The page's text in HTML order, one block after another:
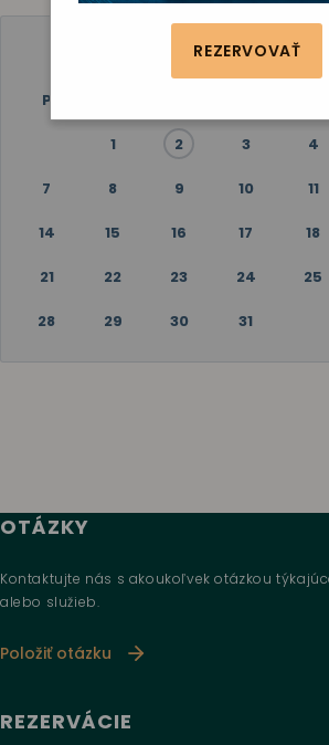
REZERVOVAŤ
JÚL 2025
P
1 2 3 4
7 8 9 10 11
14 15 16 17 18
21 22 23 24 25
28 29 30 31
OTÁZKY
Kontaktujte nás s akoukoľvek otázkou
alebo služieb.
Položiť otázku
REZERVÁCIE